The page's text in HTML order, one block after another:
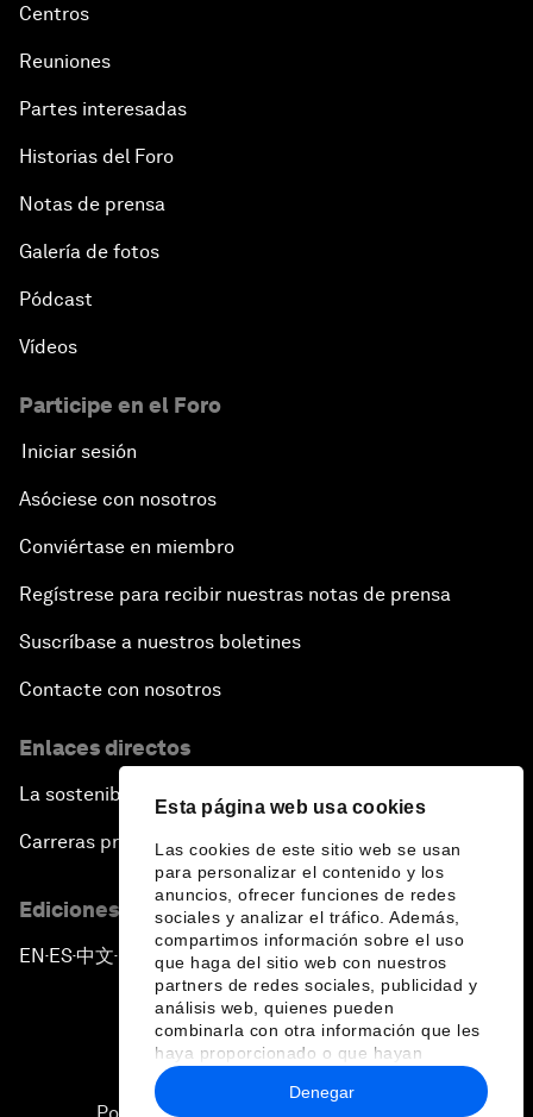
Esta página web usa cookies
Las cookies de este sitio web se usan
para personalizar el contenido y los
anuncios, ofrecer funciones de redes
sociales y analizar el tráfico. Además,
compartimos información sobre el uso
que haga del sitio web con nuestros
partners de redes sociales, publicidad y
análisis web, quienes pueden
combinarla con otra información que les
haya proporcionado o que hayan
recopilado a partir del uso que haya
hecho de sus servicios.
Denegar
Centros
Reuniones
Partes interesadas
Historias del Foro
Notas de prensa
Galería de fotos
Pódcast
Vídeos
Participe en el Foro
Iniciar sesión
Asóciese con nosotros
Conviértase en miembro
Regístrese para recibir nuestras notas de prensa
Suscríbase a nuestros boletines
Contacte con nosotros
Enlaces directos
La sostenibilidad en el Foro
Carreras profesionales
Ediciones en otros idiomas
EN ▪ES▪中文▪ 日本語